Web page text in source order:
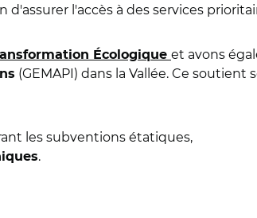
l'accès à des services
Écologique et avons
(GEMAPI) dans la Vallée. Ce soutient
les subventions étatiques,
.